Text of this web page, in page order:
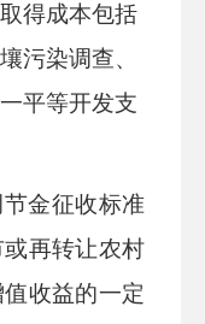
得成本包括
污染调查、
平等开发支
金征收标准
再转让农村
收益的一定